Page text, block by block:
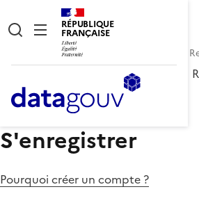
RÉPUBLIQUE
FRANÇAISE
S'enregistrer
Pourquoi créer un compte ?